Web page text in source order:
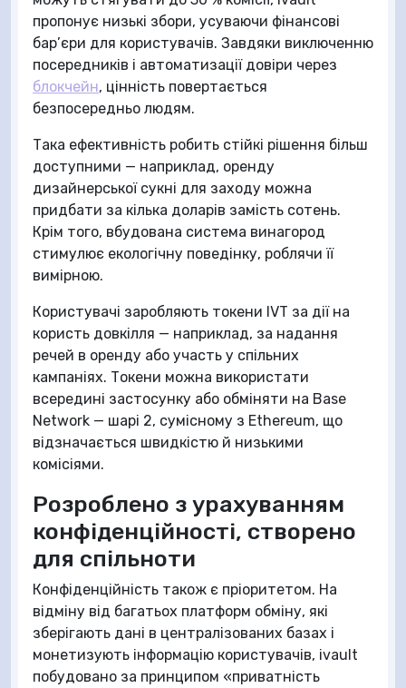
пропонує низькі збори, усуваючи фінансові
бар’єри для користувачів. Завдяки виключенню
посередників і автоматизації довіри через
блокчейн, цінність повертається
безпосередньо людям.
Така ефективність робить стійкі рішення більш
доступними — наприклад, оренду
дизайнерської сукні для заходу можна
придбати за кілька доларів замість сотень.
Крім того, вбудована система винагород
стимулює екологічну поведінку, роблячи її
вимірною.
Користувачі заробляють токени IVT за дії на
користь довкілля — наприклад, за надання
речей в оренду або участь у спільних
кампаніях. Токени можна використати
всередині застосунку або обміняти на Base
Network — шарі 2, сумісному з Ethereum, що
відзначається швидкістю й низькими
комісіями.
Розроблено з урахуванням
конфіденційності, створено
для спільноти
Конфіденційність також є пріоритетом. На
відміну від багатьох платформ обміну, які
зберігають дані в централізованих базах і
монетизують інформацію користувачів, ivault
побудовано за принципом «приватність